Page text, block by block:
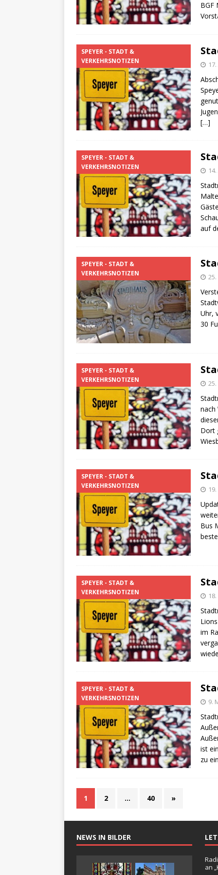
[ 29. März 2024 ]
Polizei /
BGF
SPEYER - STADT &
VERKEHRSNOTIZEN
[…]
SPEYER - STADT &
VERKEHRSNOTIZEN
auf
SPEYER - STADT &
VERKEHRSNOTIZEN
Uhr,
30
SPEYER - STADT &
VERKEHRSNOTIZEN
nach
Dort
SPEYER - STADT &
VERKEHRSNOTIZEN
Bus
SPEYER - STADT &
VERKEHRSNOTIZEN
im
SPEYER - STADT &
VERKEHRSNOTIZEN
9.
ist
zu
1 2 … 40 »
NEWS IN BILDER
an